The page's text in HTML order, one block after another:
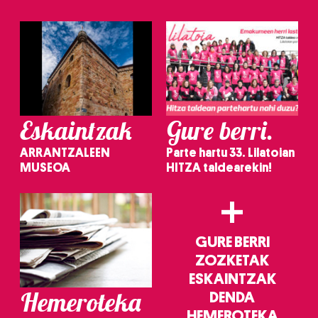
Eskaintzak
ARRANTZALEEN
MUSEOA
Gure berri.
Parte hartu 33. Lilatoian
HITZA taldearekin!
Hemeroteka
+
GURE BERRI
ZOZKETAK
ESKAINTZAK
DENDA